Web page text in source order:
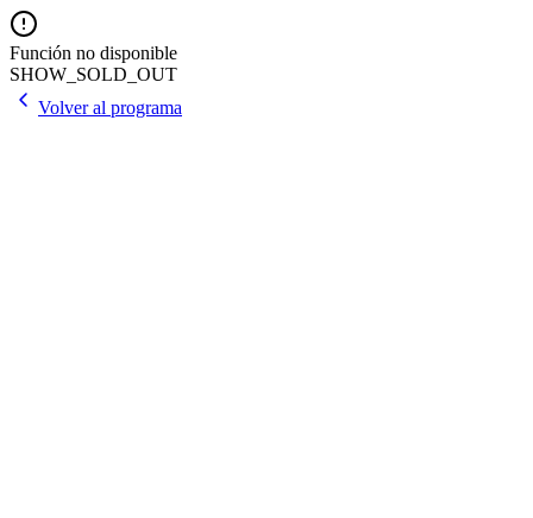
Función no disponible
SHOW_SOLD_OUT
Volver al programa